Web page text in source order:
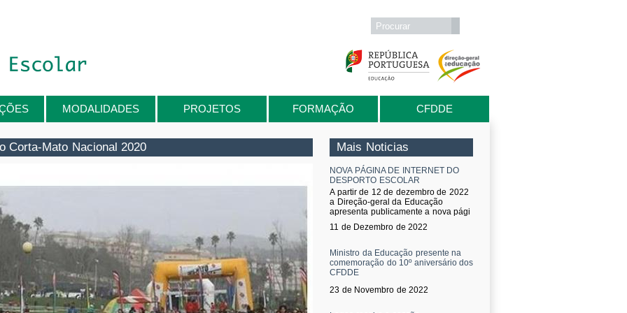
Formulário de procura
Procurar
MODALIDADES PROJETOS FORMAÇÃO CFDDE
Corta-Mato Nacional 2020 Mais Noticias
NOVA PÁGINA DE INTERNET DO
DESPORTO ESCOLAR
A partir de 12 de dezembro de 2022
a Direção-geral da Educação
apresenta publicamente a nova pági
11 de Dezembro de 2022
Ministro da Educação presente na
comemoração do 10º aniversário dos
CFDDE
23 de Novembro de 2022